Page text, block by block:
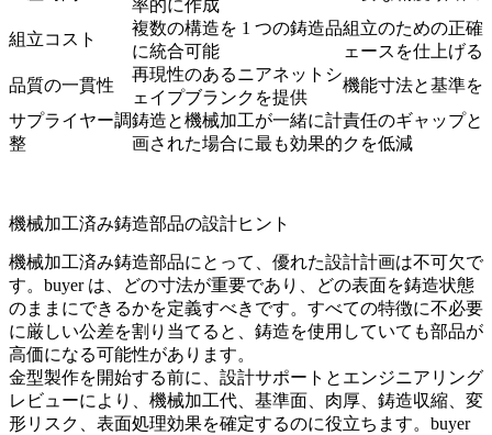
率的に作成
組立コスト
複数の構造を 1 つの鋳造品
に統合可能
組立のための正確
ェースを仕上げる
品質の一貫性
再現性のあるニアネットシ
ェイプブランクを提供
機能寸法と基準を
サプライヤー調
整
鋳造と機械加工が一緒に計
画された場合に最も効果的
責任のギャップと
クを低減
機械加工済み鋳造部品の設計ヒント
機械加工済み鋳造部品にとって、優れた設計計画は不可欠で
す。buyer は、どの寸法が重要であり、どの表面を鋳造状態
のままにできるかを定義すべきです。すべての特徴に不必要
に厳しい公差を割り当てると、鋳造を使用していても部品が
高価になる可能性があります。
金型製作を開始する前に、 設計サポート と エンジニアリング
レビューにより、機械加工代、基準面、肉厚、鋳造収縮、変
形リスク、表面処理効果を確定するのに役立ちます。buyer